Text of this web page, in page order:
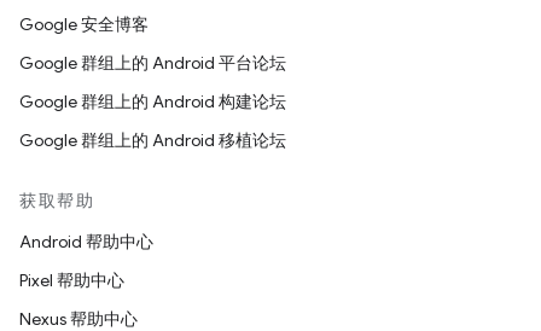
Google 安全博客
Google 群组上的 Android 平台论坛
Google 群组上的 Android 构建论坛
Google 群组上的 Android 移植论坛
获取帮助
Android 帮助中心
Pixel 帮助中心
Nexus 帮助中心